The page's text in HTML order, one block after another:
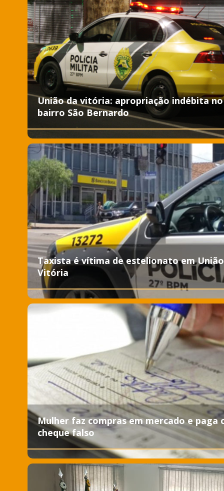
União da vitória: apropriação indébita no
bairro São Bernardo
Taxista é vítima de estelionato em
Vitória
Mulher faz compras em mercado e paga
cheque falso